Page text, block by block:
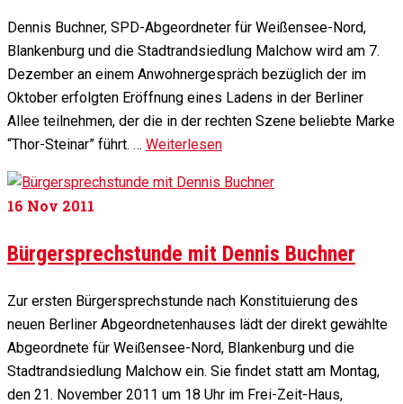
Dennis Buchner, SPD-Abgeordneter für Weißensee-Nord,
Blankenburg und die Stadtrandsiedlung Malchow wird am 7.
Dezember an einem Anwohnergespräch bezüglich der im
Oktober erfolgten Eröffnung eines Ladens in der Berliner
Allee teilnehmen, der die in der rechten Szene beliebte Marke
“Thor-Steinar” führt. … Weiterlesen
16 Nov 2011
Bürgersprechstunde mit Dennis Buchner
Zur ersten Bürgersprechstunde nach Konstituierung des
neuen Berliner Abgeordnetenhauses lädt der direkt gewählte
Abgeordnete für Weißensee-Nord, Blankenburg und die
Stadtrandsiedlung Malchow ein. Sie findet statt am Montag,
den 21. November 2011 um 18 Uhr im Frei-Zeit-Haus,